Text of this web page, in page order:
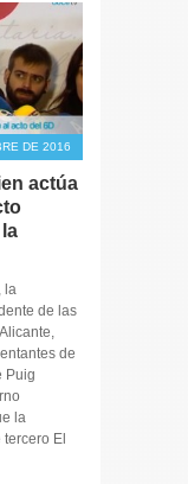
DE 2016
actúa
la
de las
de
Puig
la
El